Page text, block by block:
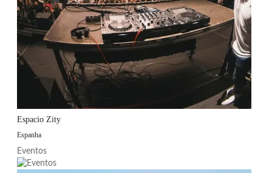
Espacio Zity
Espanha
Eventos